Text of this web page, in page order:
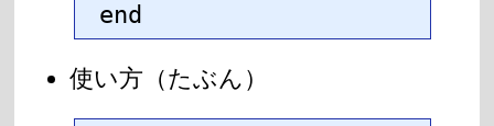
end
使い方（たぶん）